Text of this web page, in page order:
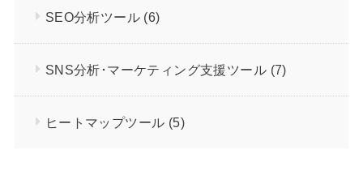
SEO分析ツール (6)
SNS分析･マーケティング支援ツール (7)
ヒートマップツール (5)